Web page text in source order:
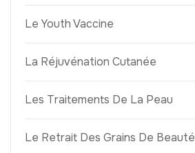
Le Youth Vaccine
La Réjuvénation Cutanée
Les Traitements De La Peau
Le Retrait Des Grains De Beauté